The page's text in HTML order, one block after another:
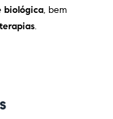
biológica, bem
.